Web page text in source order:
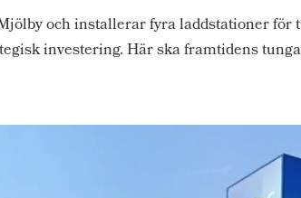
och installerar fyra laddstationer för
investering. Här ska framtidens